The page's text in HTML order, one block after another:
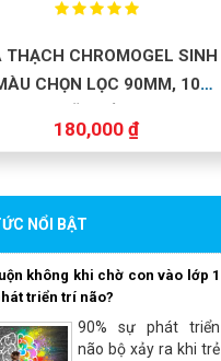
THẠCH CHROMOGEL SINH
CHỌN LỌC 90MM, 10
180,000 ₫
NỔI BẬT
không khi chờ con vào lớp 1
triển trí não?
90% sự phát triển
não bộ xảy ra khi trẻ